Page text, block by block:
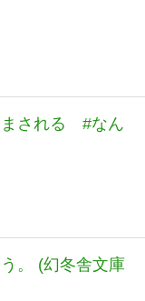
まされる #なん
。 (幻冬舎文庫